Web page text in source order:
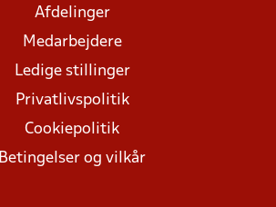
Afdelinger
Medarbejdere
Ledige stillinger
Privatlivspolitik
Cookiepolitik
Betingelser og vilkår